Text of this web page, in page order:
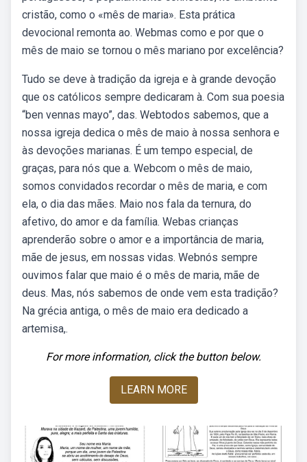
cristão, como o «mês de maria». Esta prática
devocional remonta ao. Webmas como e por que o
mês de maio se tornou o mês mariano por excelência?
Tudo se deve à tradição da igreja e à grande devoção
que os católicos sempre dedicaram à. Com sua poesia
“ben vennas mayo”, das. Webtodos sabemos, que a
nossa igreja dedica o mês de maio à nossa senhora e
às devoções marianas. É um tempo especial, de
graças, para nós que a. Webcom o mês de maio,
somos convidados recordar o mês de maria, e com
ela, o dia das mães. Maio nos fala da ternura, do
afetivo, do amor e da família. Webas crianças
aprenderão sobre o amor e a importância de maria,
mãe de jesus, em nossas vidas. Webnós sempre
ouvimos falar que maio é o mês de maria, mãe de
deus. Mas, nós sabemos de onde vem esta tradição?
Na grécia antiga, o mês de maio era dedicado a
artemisa,.
For more information, click the button below.
LEARN MORE